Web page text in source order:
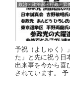
政治・政治家・行政・官
予祝（よしゅく）
た」と先に祝う日
出来事を今から喜
されています。